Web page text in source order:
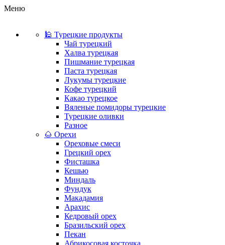
Меню
🕌 Турецкие продукты
Чай турецкий
Халва турецкая
Пишмание турецкая
Паста турецкая
Лукумы турецкие
Кофе турецкий
Какао турецкое
Вяленые помидоры турецкие
Турецкие оливки
Разное
🌰 Орехи
Ореховые смеси
Грецкий орех
Фисташка
Кешью
Миндаль
Фундук
Макадамия
Арахис
Кедровый орех
Бразильский орех
Пекан
Абрикосовая косточка